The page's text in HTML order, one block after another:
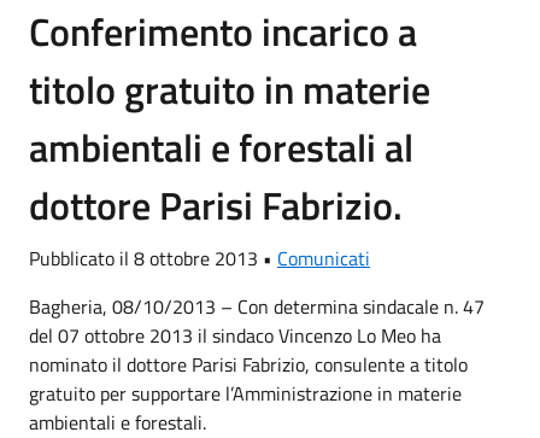
Conferimento incarico a
titolo gratuito in materie
ambientali e forestali al
dottore Parisi Fabrizio.
Pubblicato il 8 ottobre 2013 • Comunicati
Bagheria, 08/10/2013 – Con determina sindacale n. 47
del 07 ottobre 2013 il sindaco Vincenzo Lo Meo ha
nominato il dottore Parisi Fabrizio, consulente a titolo
gratuito per supportare l’Amministrazione in materie
ambientali e forestali.